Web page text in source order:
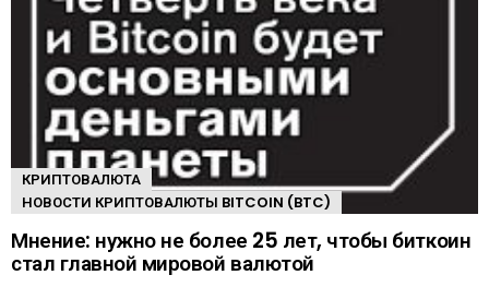
КРИПТОВАЛЮТА
НОВОСТИ КРИПТОВАЛЮТЫ BITCOIN (BTC)
Мнение: нужно не более 25 лет, чтобы биткоин
стал главной мировой валютой